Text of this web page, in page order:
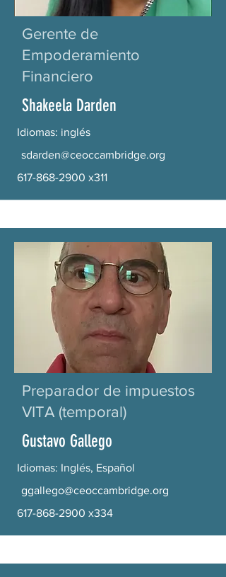
Gerente de
Empoderamiento
Financiero
Shakeela Darden
Idiomas: inglés
sdarden@ceoccambridge.org
617-868-2900 x311
Preparador de impuestos
VITA (temporal)
Gustavo Gallego
Idiomas: Inglés, Español
ggallego@ceoccambridge.org
617-868-2900 x334